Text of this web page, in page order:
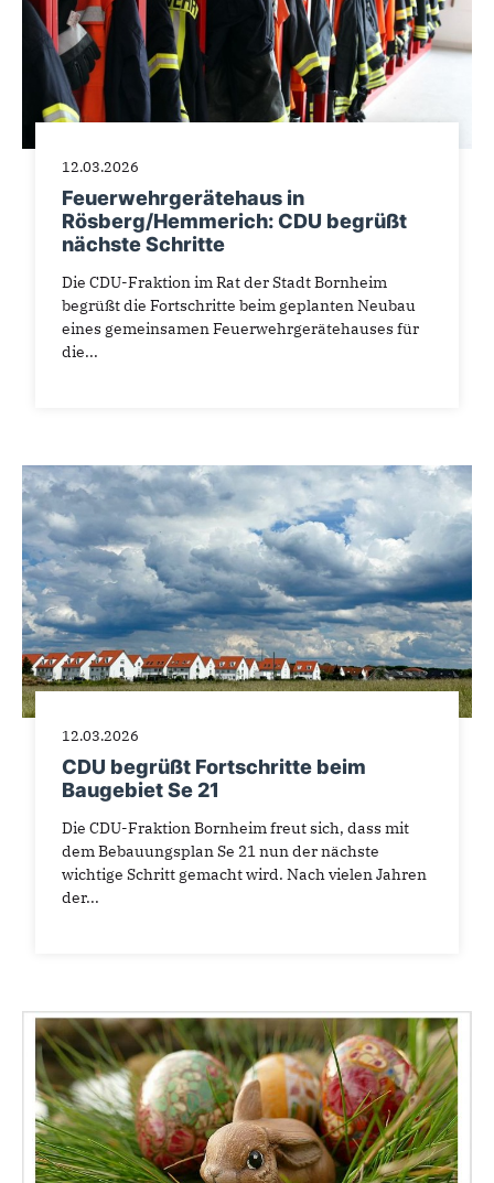
12.03.2026
Feuerwehrgerätehaus in
Rösberg/Hemmerich: CDU begrüßt
nächste Schritte
Die CDU-Fraktion im Rat der Stadt Bornheim
begrüßt die Fortschritte beim geplanten Neubau
eines gemeinsamen Feuerwehrgerätehauses für
die...
12.03.2026
CDU begrüßt Fortschritte beim
Baugebiet Se 21
Die CDU-Fraktion Bornheim freut sich, dass mit
dem Bebauungsplan Se 21 nun der nächste
wichtige Schritt gemacht wird. Nach vielen Jahren
der...